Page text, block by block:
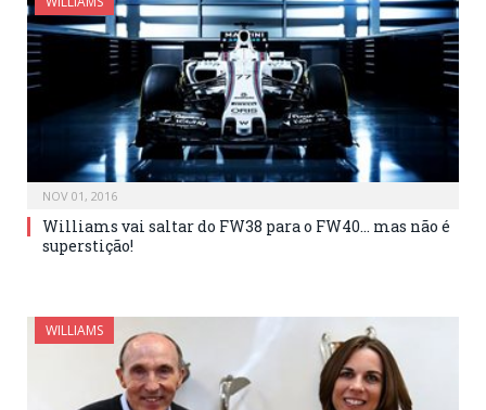
NOV 01, 2016
Williams vai saltar do FW38 para o FW40… mas não é
superstição!
WILLIAMS